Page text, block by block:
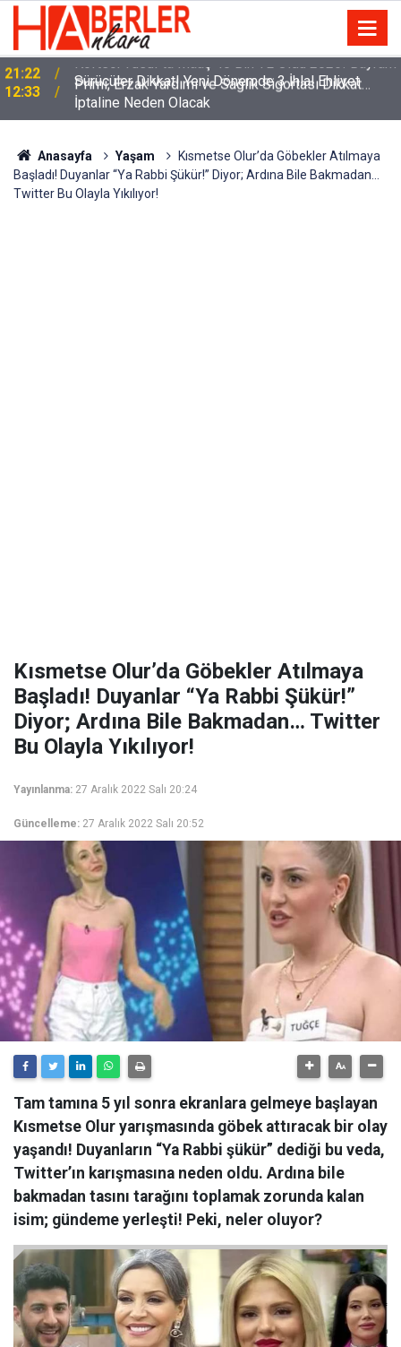
12:33
Sürücüler Dikkat! Yeni Dönemde 3 İhlal Ehliyet
İptaline Neden Olacak
Anasayfa Yaşam
Kısmetse Olur’da Göbekler Atılmaya
Başladı! Duyanlar “Ya Rabbi Şükür!” Diyor; Ardına Bile Bakmadan…
Twitter Bu Olayla Yıkılıyor!
Kısmetse Olur’da Göbekler Atılmaya
Başladı! Duyanlar “Ya Rabbi Şükür!”
Diyor; Ardına Bile Bakmadan… Twitter
Bu Olayla Yıkılıyor!
Yayınlanma: 27 Aralık 2022 Salı 20:24
Güncelleme: 27 Aralık 2022 Salı 20:52
Tam tamına 5 yıl sonra ekranlara gelmeye başlayan
Kısmetse Olur yarışmasında göbek attıracak bir olay
yaşandı! Duyanların “Ya Rabbi şükür” dediği bu veda,
Twitter’ın karışmasına neden oldu. Ardına bile
bakmadan tasını tarağını toplamak zorunda kalan
isim; gündeme yerleşti! Peki, neler oluyor?